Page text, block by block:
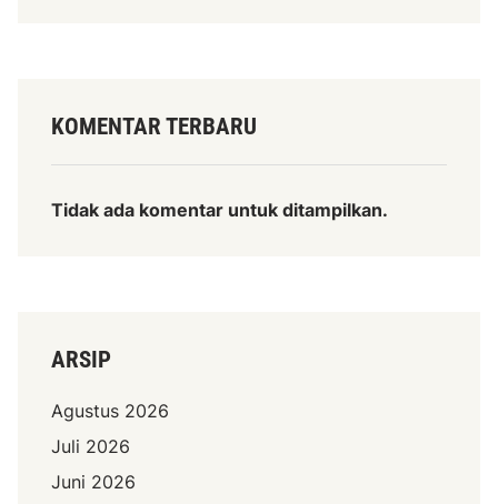
KOMENTAR TERBARU
Tidak ada komentar untuk ditampilkan.
ARSIP
Agustus 2026
Juli 2026
Juni 2026